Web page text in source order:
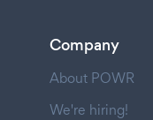
Company
About POWR
We're hiring!